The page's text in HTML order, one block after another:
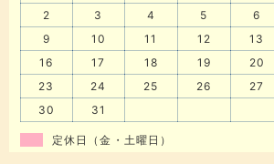
2
3 4 5 6
9
10 11 12 13
16
17 18 19 20
23
24 25 26 27
30
31
定休日（金・土曜日）